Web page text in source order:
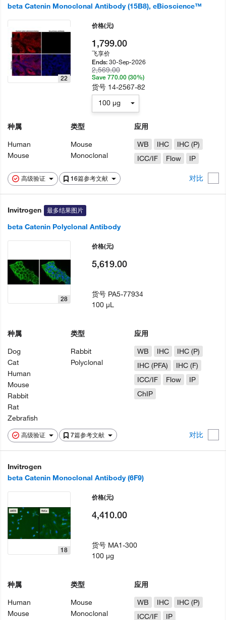
beta Catenin Monoclonal Antibody (15B8), eBioscience™
高级验证 16篇参考文献 对比
22
种属
Human
Mouse
类型
Mouse
Monoclonal
应用
WB
IHC
IHC (P)
ICC/IF
Flow IP
价格(元)
1,799.00
飞享价
Ends:30-Sep-2026
2,569.00
Save 770.00 (30%)
货号 14-2567-82
100 µg
Invitrogen 最多结果图片
beta Catenin Polyclonal Antibody
高级验证 7篇参考文献 对比
28
种属
Dog
Cat
Human
Mouse
Rabbit
Rat
Zebrafish
类型
Rabbit
Polyclonal
应用
WB
IHC
IHC (P)
IHC (PFA)
IHC (F)
ICC/IF
Flow
IP
ChIP
价格(元)
5,619.00
货号 PA5-77934
100 µL
Invitrogen
beta Catenin Monoclonal Antibody (6F9)
18
种属
Human
Mouse
类型
Mouse
Monoclonal
应用
WB
IHC
IHC (P)
ICC/IF
IP
价格(元)
4,410.00
货号 MA1-300
100 µg